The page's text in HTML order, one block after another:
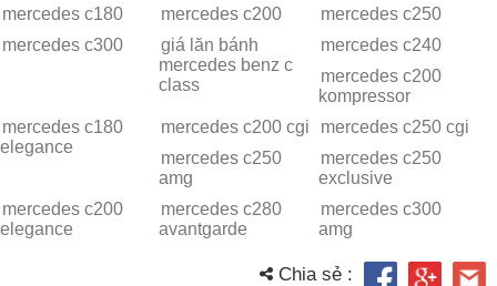
mercedes c180 mercedes c200
mercedes c250
mercedes c300
giá lăn bánh
mercedes benz c
class
mercedes c240
mercedes c200
kompressor
mercedes c180
elegance
mercedes c200 cgi
mercedes c250 cgi
mercedes c250
amg
mercedes c250
exclusive
mercedes c200
elegance
mercedes c280
avantgarde
mercedes c300
amg
Chia sẻ :